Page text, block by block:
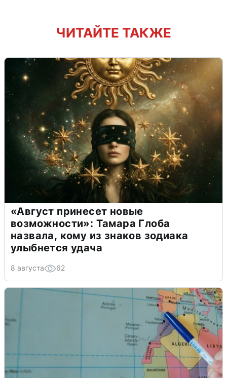
ЧИТАЙТЕ ТАКЖЕ
«Август принесет новые
возможности»: Тамара Глоба
назвала, кому из знаков зодиака
улыбнется удача
8 августа 62